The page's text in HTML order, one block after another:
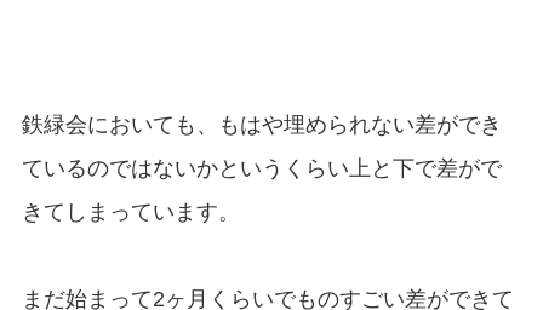
鉄緑会においても、もはや埋められない差ができ
ているのではないかというくらい上と下で差がで
きてしまっています。
まだ始まって2ヶ月くらいでものすごい差ができて